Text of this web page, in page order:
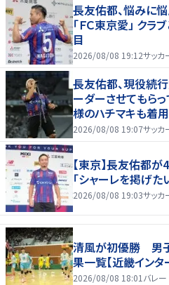
長友佑都、悩みに
「ＦＣ東京愛」 ク
目
2026/08/08 19:12サッカ
長友佑都、現役続
ーダーさせてもらっ
様のハチマキも着用
2026/08/08 19:07サッカ
【東京】長友佑都
「シャーレを掲げた
2026/08/08 19:03サッカ
清風が初優勝 男
果一覧【近畿インタ
2026/08/08 18:01 バレー